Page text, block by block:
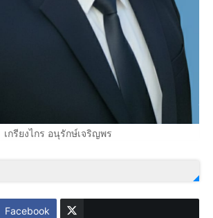
เกรียงไกร อนุรักษ์เจริญพร
Facebook